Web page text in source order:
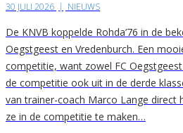
30 JULI 2026 | NIEUWS
De KNVB koppelde Rohda’76 in de
Oegstgeest en Vredenburch. Een
competitie, want zowel FC
de competitie ook uit in de derde
van trainer-coach Marco Lange direct
ze in de competitie te maken…